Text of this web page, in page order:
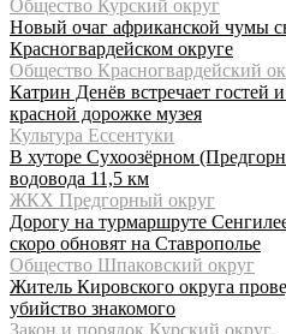
Общество Курский округ
Новый очаг африканской чумы
Красногвардейском округе
Общество Красногвардейский
Катрин Денёв встречает гостей
красной дорожке музея
Культура Ессентуки
В хуторе Сухоозёрном
водовода 11,5 км
ЖКХ Предгорный округ
Дорогу на турмаршруте
скоро обновят на Ставрополье
Общество Шпаковский округ
Житель Кировского округа
убийство знакомого
Закон и порядок Курский округ